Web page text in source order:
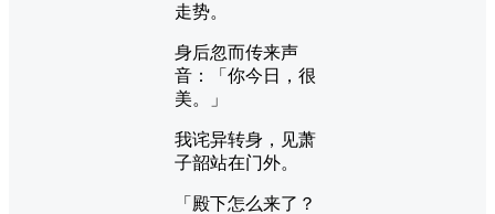
走势。
身后忽而传来声
音：「你今日，很
美。」
我诧异转身，见萧
子韶站在门外。
「殿下怎么来了？